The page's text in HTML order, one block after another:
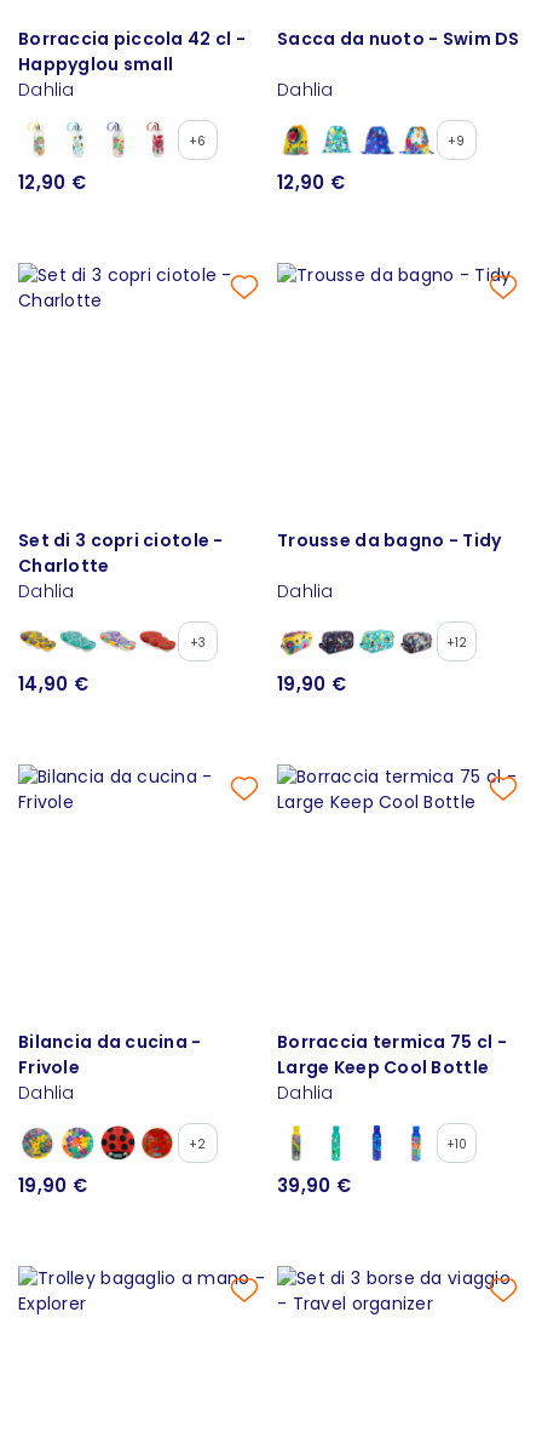
Borraccia piccola 42 cl -
Happyglou small
Dahlia
+6
12,90 €
Sacca da nuoto - Swim DS
Dahlia
+9
12,90 €
Set di 3 copri ciotole -
Charlotte
Dahlia
+3
14,90 €
Trousse da bagno - Tidy
Dahlia
+12
19,90 €
Bilancia da cucina -
Frivole
Dahlia
+2
19,90 €
Borraccia termica 75 cl -
Large Keep Cool Bottle
Dahlia
+10
39,90 €